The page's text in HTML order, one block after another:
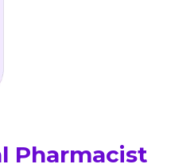
Pharmacist